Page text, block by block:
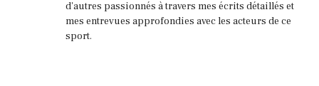
d'autres passionnés à travers mes écrits détaillés et
mes entrevues approfondies avec les acteurs de ce
sport.